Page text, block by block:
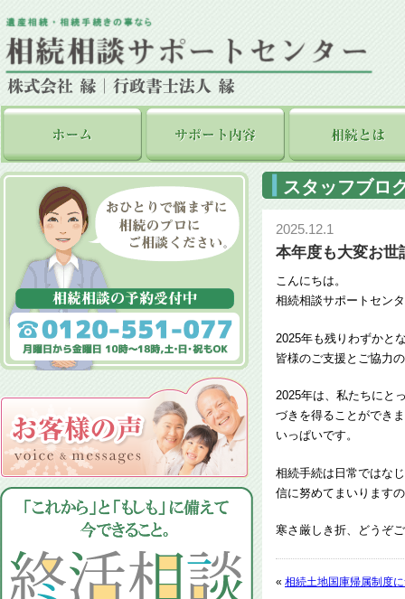
スタッフブロ
2025.12.1
本年度も大変お世
こんにちは。
相続相談サポートセン
2025年も残りわずかと
皆様のご支援とご協力
2025年は、私たちにと
づきを得ることができ
いっぱいです。
相続手続は日常ではな
信に努めてまいります
寒さ厳しき折、どうぞ
« 相続土地国庫帰属制度